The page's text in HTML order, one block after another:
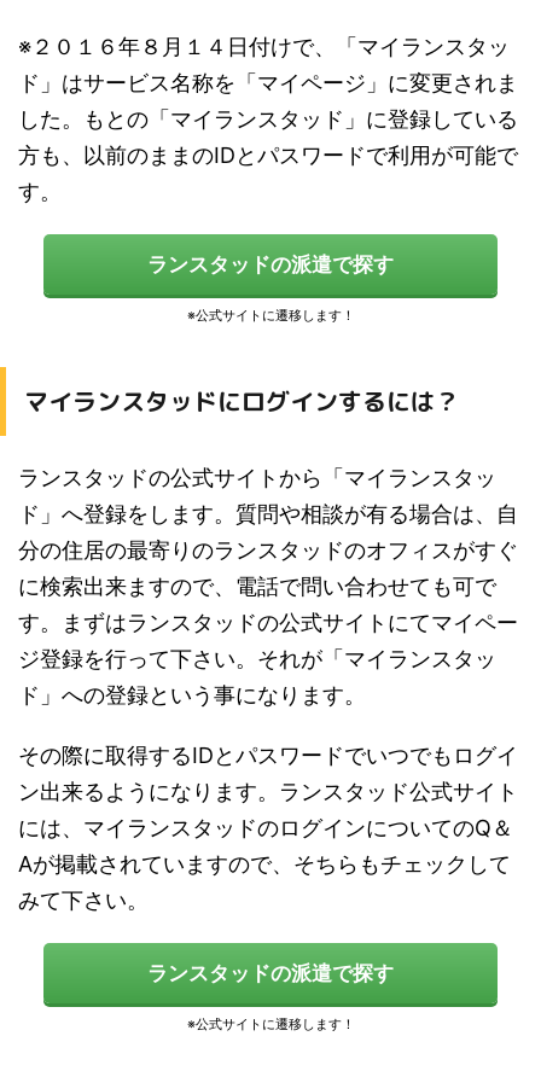
※２０１６年８月１４日付けで、「マイランスタッ
ド」はサービス名称を「マイページ」に変更されま
した。もとの「マイランスタッド」に登録している
方も、以前のままのIDとパスワードで利用が可能で
す。
ランスタッドの派遣で探す
マイランスタッドにログインするには？
ランスタッドの公式サイトから「マイランスタッ
ド」へ登録をします。質問や相談が有る場合は、自
分の住居の最寄りのランスタッドのオフィスがすぐ
に検索出来ますので、電話で問い合わせても可で
す。まずはランスタッドの公式サイトにてマイペー
ジ登録を行って下さい。それが「マイランスタッ
ド」への登録という事になります。
その際に取得するIDとパスワードでいつでもログイ
ン出来るようになります。ランスタッド公式サイト
には、マイランスタッドのログインについてのQ＆
Aが掲載されていますので、そちらもチェックして
みて下さい。
ランスタッドの派遣で探す